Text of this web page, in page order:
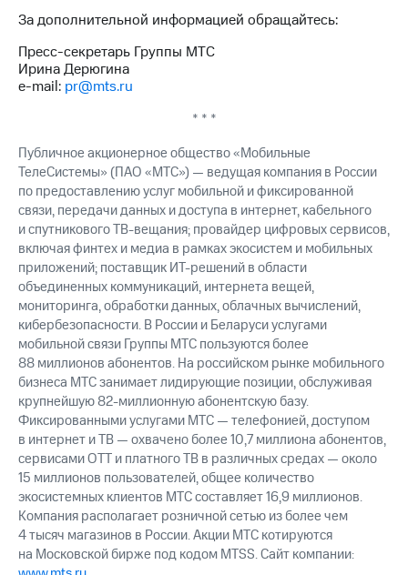
За дополнительной информацией обращайтесь:
Пресс-секретарь Группы МТС
Ирина Дерюгина
e-mail: pr@mts.ru
* * *
Публичное акционерное общество «Мобильные
ТелеСистемы» (ПАО «МТС») — ведущая компания в России
по предоставлению услуг мобильной и фиксированной
связи, передачи данных и доступа в интернет, кабельного
и спутникового ТВ-вещания; провайдер цифровых сервисов,
включая финтех и медиа в рамках экосистем и мобильных
приложений; поставщик ИТ-решений в области
объединенных коммуникаций, интернета вещей,
мониторинга, обработки данных, облачных вычислений,
кибербезопасности. В России и Беларуси услугами
мобильной связи Группы МТС пользуются более
88 миллионов абонентов. На российском рынке мобильного
бизнеса МТС занимает лидирующие позиции, обслуживая
крупнейшую 82-миллионную абонентскую базу.
Фиксированными услугами МТС — телефонией, доступом
в интернет и ТВ — охвачено более 10,7 миллиона абонентов,
сервисами OTT и платного ТВ в различных средах — около
15 миллионов пользователей, общее количество
экосистемных клиентов МТС составляет 16,9 миллионов.
Компания располагает розничной сетью из более чем
4 тысяч магазинов в России. Акции МТС котируются
на Московской бирже под кодом MTSS. Сайт компании: